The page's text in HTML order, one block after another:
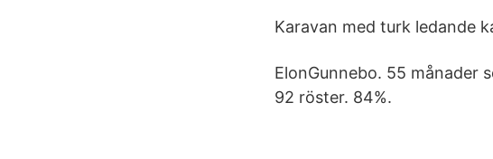
Karavan med turk ledande
ElonGunnebo. 55 månader
92 röster. 84%.